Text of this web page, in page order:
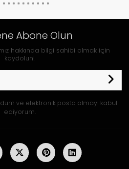
Abone Olun
hakkında bilgi sahibi olmak için
kaydolun!
ve elektronik posta almayı kabul
ediyorum.